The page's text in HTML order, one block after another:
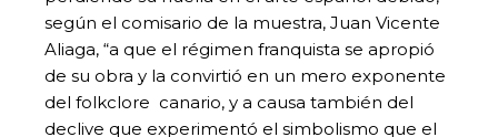
según el comisario de la muestra, Juan Vicente
Aliaga, “a que el régimen franquista se apropió
de su obra y la convirtió en un mero exponente
del folkclore canario, y a causa también del
declive que experimentó el simbolismo que el